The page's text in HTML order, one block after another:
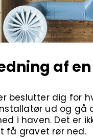
af
beslutter dig for
ud og gå
i haven. Det er
få gravet rør ned.